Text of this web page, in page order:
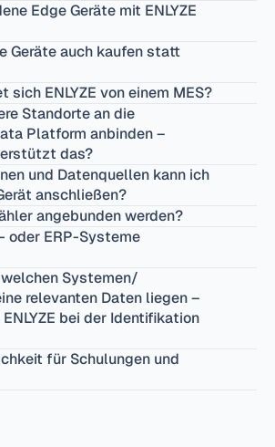
Edge Geräte mit ENLYZE
Geräte auch kaufen statt
sich ENLYZE von einem MES?
Standorte an die
Platform anbinden –
das?
und Datenquellen kann ich
anschließen?
angebunden werden?
oder ERP-Systeme
Systemen/
relevanten Daten liegen –
bei der Identifikation
für Schulungen und